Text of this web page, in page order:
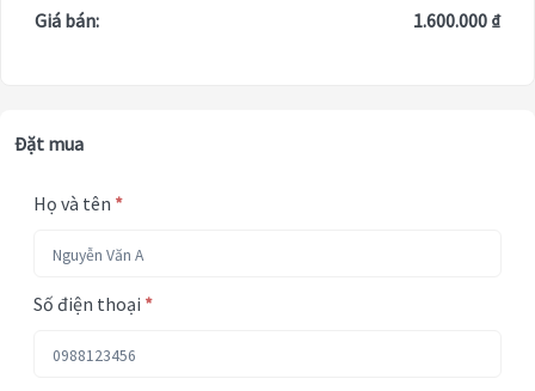
Giá bán: 1.600.000 ₫
Đặt mua
Họ và tên *
Số điện thoại *